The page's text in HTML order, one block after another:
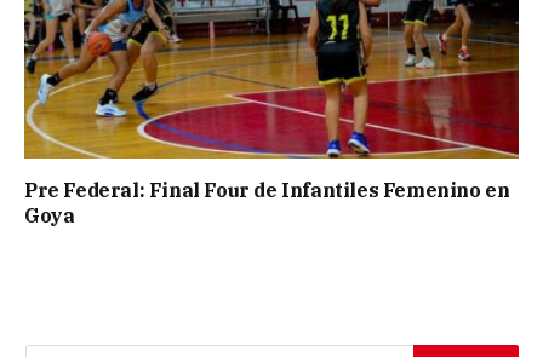
Pre Federal: Final Four de Infantiles Femenino en
Goya